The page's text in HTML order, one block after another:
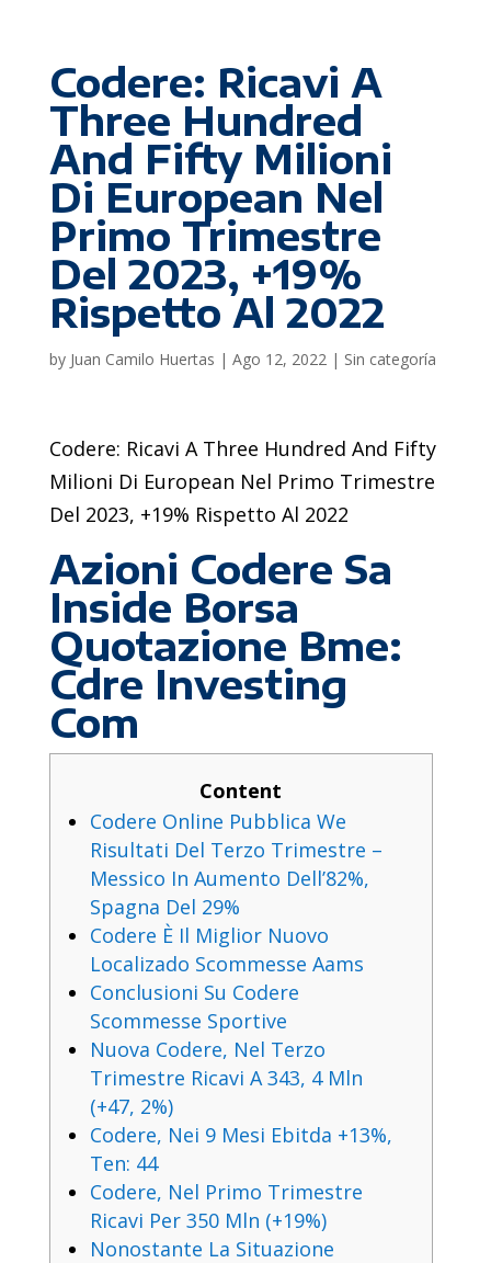
Codere: Ricavi A
Three Hundred
And Fifty Milioni
Di European Nel
Primo Trimestre
Del 2023, +19%
Rispetto Al 2022
by Juan Camilo Huertas | Ago 12, 2022| Sin categoría
Codere: Ricavi A Three Hundred And Fifty
Milioni Di European Nel Primo Trimestre
Del 2023, +19% Rispetto Al 2022
Azioni Codere Sa
Inside Borsa
Quotazione Bme:
Cdre Investing
Com
Content
Codere Online Pubblica We
Risultati Del Terzo Trimestre –
Messico In Aumento Dell’82%,
Spagna Del 29%
Codere È Il Miglior Nuovo
Localizado Scommesse Aams
Conclusioni Su Codere
Scommesse Sportive
Nuova Codere, Nel Terzo
Trimestre Ricavi A 343, 4 Mln
(+47, 2%)
Codere, Nei 9 Mesi Ebitda +13%,
Ten: 44
Codere, Nel Primo Trimestre
Ricavi Per 350 Mln (+19%)
Nonostante La Situazione